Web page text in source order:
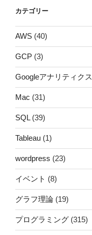
カテゴリー
AWS (40)
GCP (3)
Googleアナリティクス
Mac (31)
SQL(39)
Tableau (1)
wordpress (23)
イベント (8)
グラフ理論 (19)
プログラミング (315)